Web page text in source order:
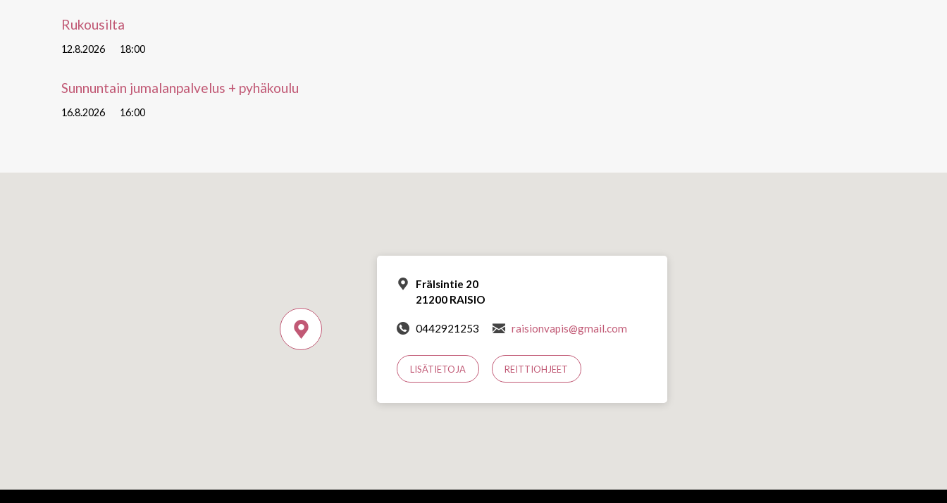
Rukousilta
12.8.2026 18:00
Sunnuntain jumalanpalvelus + pyhäkoulu
16.8.2026 16:00
Frälsintie 20
21200 RAISIO
0442921253 raisionvapis@gmail.com
LISÄTIETOJA REITTIOHJEET